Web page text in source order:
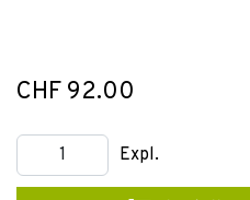
CHF 92.00
Expl.